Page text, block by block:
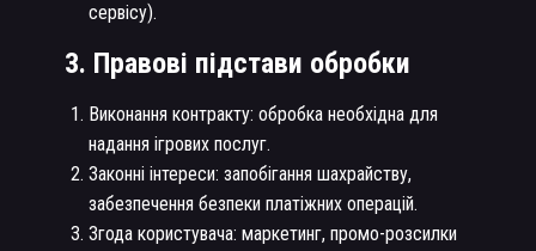
сервісу).
3. Правові підстави обробки
Виконання контракту: обробка необхідна для
надання ігрових послуг.
Законні інтереси: запобігання шахрайству,
забезпечення безпеки платіжних операцій.
Згода користувача: маркетинг, промо-розсилки